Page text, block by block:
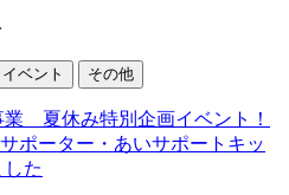
イベント その他
夏休み特別企画イベント！
ポーター・あいサポートキッ
た